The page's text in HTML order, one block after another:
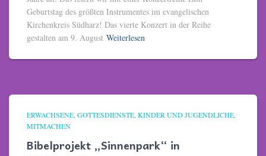
Geburtstag des größten Instrumentes im evangelischen
Kirchenkreis Südharz! Das vierte Konzert in der Reihe
gestalten am 9. August Weiterlesen
ERWACHSENE GOTTESDIENSTE KINDER UND JUGENDLICHE
MITMACHEN
Bibelprojekt „Sinnenpark“ in